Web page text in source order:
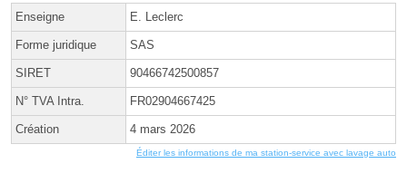
Enseigne E. Leclerc
Forme juridique SAS
SIRET 90466742500857
N° TVA Intra. FR02904667425
Création 4 mars 2026
Éditer les informations de ma station-service avec lavage auto